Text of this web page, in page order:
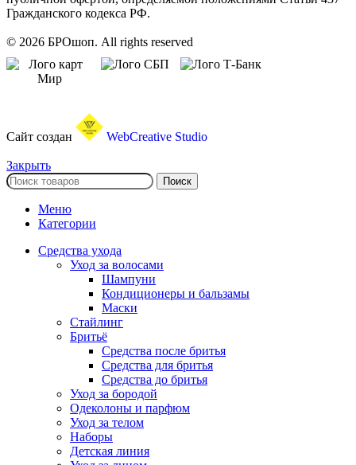
Гражданского кодекса РФ.
© 2026 БРОшоп. All rights reserved
Сайт создан WebCreative Studio
Закрыть
Поиск
Меню
Категории
Средства ухода
Уход за волосами
Шампуни
Кондиционеры и бальзамы
Маски
Стайлинг
Бритьё
Средства после бритья
Средства для бритья
Средства до бритья
Уход за бородой
Одеколоны и парфюм
Уход за телом
Наборы
Детская линия